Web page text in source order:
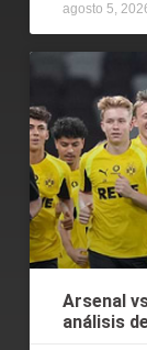
agosto 5,
Arsenal
análisis